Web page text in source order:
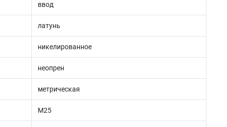
ввод
латунь
никелированное
неопрен
метрическая
M25